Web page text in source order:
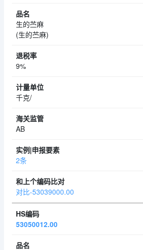
生的苎麻
(生的苎麻)
9%
千克/
AB
2条
对比-53039000.00
53050012.00